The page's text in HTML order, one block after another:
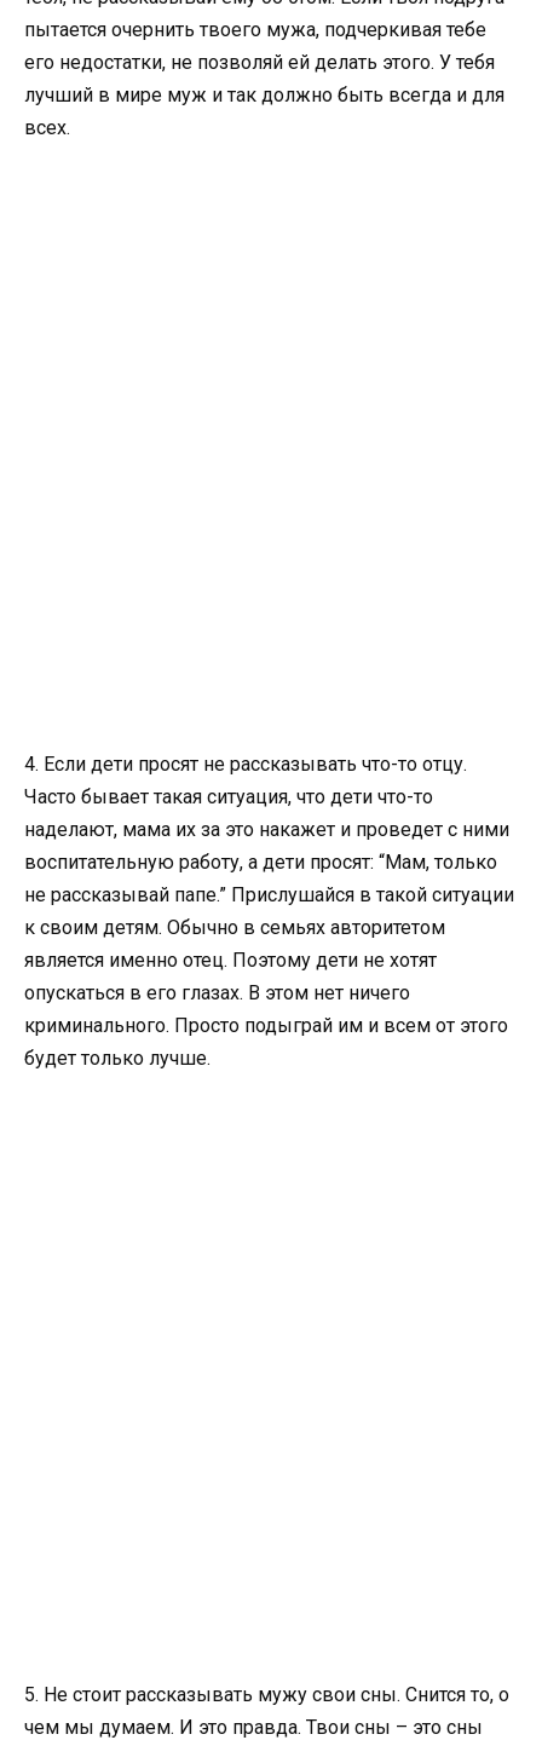
пытается очернить твоего мужа, подчеркивая тебе
его недостатки, не позволяй ей делать этого. У тебя
лучший в мире муж и так должно быть всегда и для
всех.
4. Если дети просят не рассказывать что-то отцу.
Часто бывает такая ситуация, что дети что-то
наделают, мама их за это накажет и проведет с ними
воспитательную работу, а дети просят: “Мам, только
не рассказывай папе.” Прислушайся в такой ситуации
к своим детям. Обычно в семьях авторитетом
является именно отец. Поэтому дети не хотят
опускаться в его глазах. В этом нет ничего
криминального. Просто подыграй им и всем от этого
будет только лучше.
5. Не стоит рассказывать мужу свои сны. Снится то, о
чем мы думаем. И это правда. Твои сны – это сны